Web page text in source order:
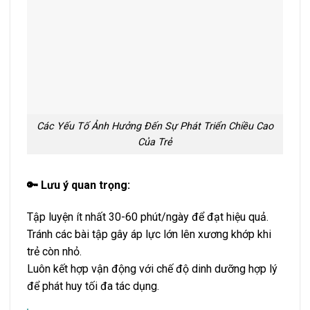
Các Yếu Tố Ảnh Hưởng Đến Sự Phát Triển Chiều Cao
Của Trẻ
🔑 Lưu ý quan trọng:
Tập luyện ít nhất 30-60 phút/ngày để đạt hiệu quả.
Tránh các bài tập gây áp lực lớn lên xương khớp khi
trẻ còn nhỏ.
Luôn kết hợp vận động với chế độ dinh dưỡng hợp lý
để phát huy tối đa tác dụng.